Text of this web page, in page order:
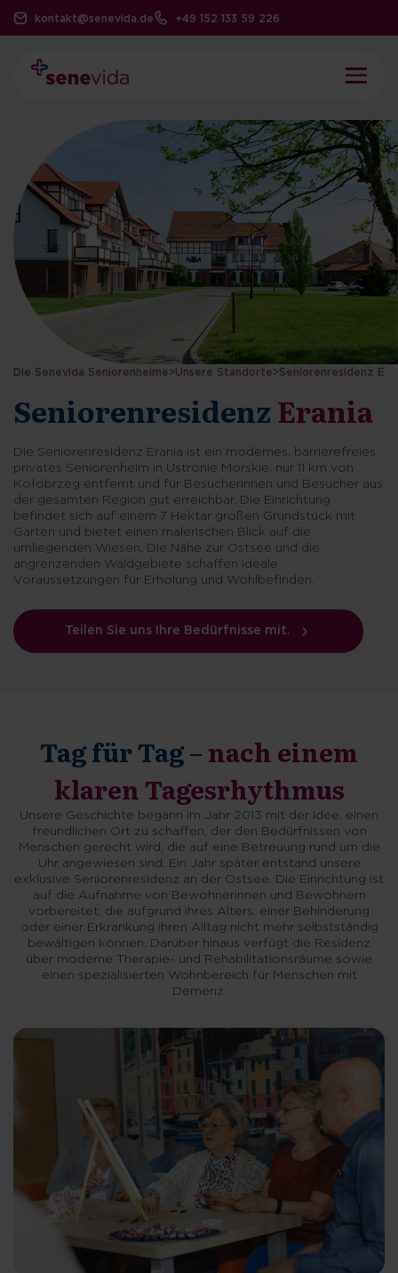
kontakt@senevida.de +49 152 133 59 226
Die Senevida Seniorenheime> Unsere Standorte>Seniorenresidenz
SeniorenresidenzErania
Die Seniorenresidenz Erania ist ein modernes, barrierefreies
privates Seniorenheim in Ustronie Morskie, nur 11 km von
Kołobrzeg entfernt und für Besucherinnen und Besucher aus
der gesamten Region gut erreichbar. Die Einrichtung
befindet sich auf einem 7 Hektar großen Grundstück mit
Garten und bietet einen malerischen Blick auf die
umliegenden Wiesen. Die Nähe zur Ostsee und die
angrenzenden Waldgebiete schaffen ideale
Voraussetzungen für Erholung und Wohlbefinden.
Teilen Sie uns Ihre Bedürfnisse mit.
Tag für Tag –nach einem
klaren Tagesrhythmus
Unsere Geschichte begann im Jahr 2013 mit der Idee, einen
freundlichen Ort zu schaffen, der den Bedürfnissen von
Menschen gerecht wird, die auf eine Betreuung rund um die
Uhr angewiesen sind. Ein Jahr später entstand unsere
exklusive Seniorenresidenz an der Ostsee. Die Einrichtung ist
auf die Aufnahme von Bewohnerinnen und Bewohnern
vorbereitet, die aufgrund ihres Alters, einer Behinderung
oder einer Erkrankung ihren Alltag nicht mehr selbstständig
bewältigen können. Darüber hinaus verfügt die Residenz
über moderne Therapie- und Rehabilitationsräume sowie
einen spezialisierten Wohnbereich für Menschen mit
Demenz.